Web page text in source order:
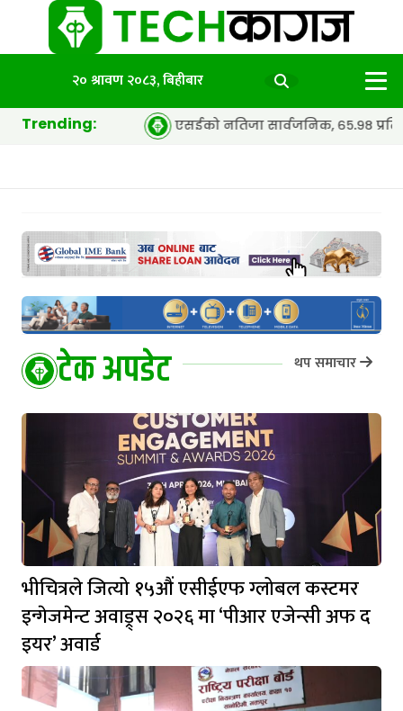
२० श्रावण २०८३, बिहीबार
Trending:
एसईको नतिजा सार्वजनिक, ६५.९८ प्रतिशत विद्यार्थी उत्तीर्ण
टेक अपडेट थप समाचार
भीचित्रले जित्यो १५औं एसीईएफ ग्लोबल कस्टमर
इन्गेजमेन्ट अवाड्र्स २०२६ मा ‘पीआर एजेन्सी अफ द
इयर’ अवार्ड